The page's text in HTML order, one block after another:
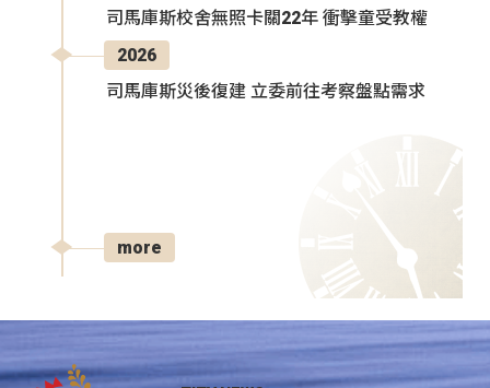
司馬庫斯校舍無照卡關22年 衝擊童受教權
2026
司馬庫斯災後復建 立委前往考察盤點需求
more